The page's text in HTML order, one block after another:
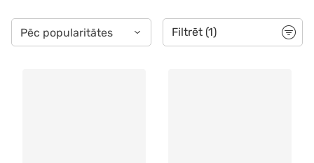
Pēc popularitātes Filtrēt (1)